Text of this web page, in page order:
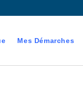
Mes Démarches